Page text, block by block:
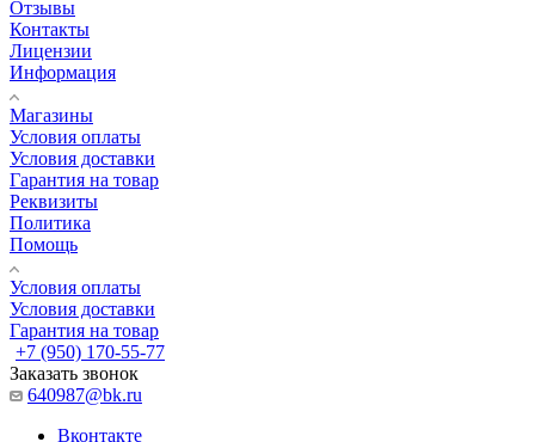
Отзывы
Контакты
Лицензии
Информация
Магазины
Условия оплаты
Условия доставки
Гарантия на товар
Реквизиты
Политика
Помощь
Условия оплаты
Условия доставки
Гарантия на товар
+7 (950) 170-55-77
Заказать звонок
640987@bk.ru
Вконтакте